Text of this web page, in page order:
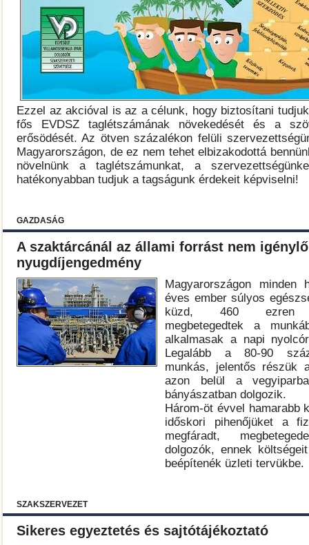
Ezzel az akcióval is az a célunk, hogy biztosítani
fős EVDSZ taglétszámának növekedését és a
erősödését. Az ötven százalékon felüli
Magyarországon, de ez nem tehet elbizakodottá
növelnünk a taglétszámunkat, a
hatékonyabban tudjuk a tagságunk érdekeit képviselni!
GAZDASÁG
A szaktárcánál az állami forrást nem igénylő
nyugdíjengedmény
Magyarországon minden
éves ember súlyos
küzd, 460 ezren
megbetegedtek a
alkalmasak a napi
Legalább a 80-90
munkás, jelentős részük
azon belül a
bányászatban dolgozik.
Három-öt évvel hamarabb
időskori pihenőjüket a
megfáradt,
dolgozók, ennek
beépítenék üzleti tervükbe.
SZAKSZERVEZET
Sikeres egyeztetés és sajtótájékoztató